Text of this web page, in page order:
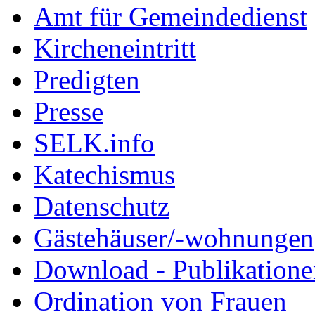
Amt für Gemeindedienst
Kircheneintritt
Predigten
Presse
SELK.info
Katechismus
Datenschutz
Gästehäuser/-wohnungen
Download -
Ordination von Frauen